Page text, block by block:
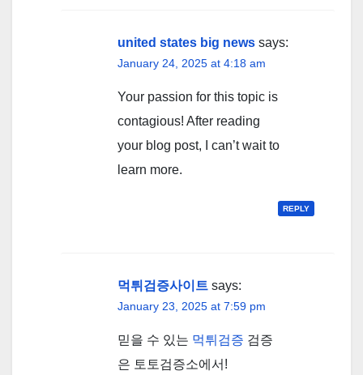
united states big news says:
January 24, 2025 at 4:18 am
Your passion for this topic is
contagious! After reading
your blog post, I can’t wait to
learn more.
REPLY
먹튀검증사이트 says:
January 23, 2025 at 7:59 pm
믿을 수 있는 먹튀검증 검증
은 토토검증소에서!